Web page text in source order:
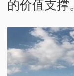
的价值支撑。